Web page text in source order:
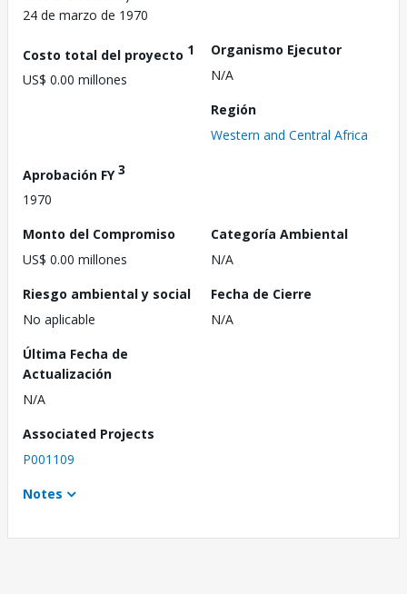
24 de marzo de 1970
Costo total del proyecto 1
US$ 0.00 millones
Organismo Ejecutor
N/A
Región
Western and Central Africa
Aprobación FY3
1970
Monto del Compromiso
US$ 0.00 millones
Categoría Ambiental
N/A
Riesgo ambiental y social
No aplicable
Fecha de Cierre
N/A
Última Fecha de
Actualización
N/A
Associated Projects
P001109
Notes